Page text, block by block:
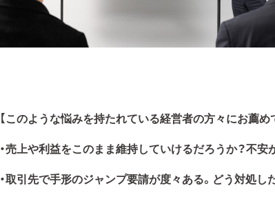
【このような悩みを持たれている経営者の方々にお薦め
・売上や利益をこのまま維持していけるだろうか？不安
・取引先で手形のジャンプ要請が度々ある。どう対処し